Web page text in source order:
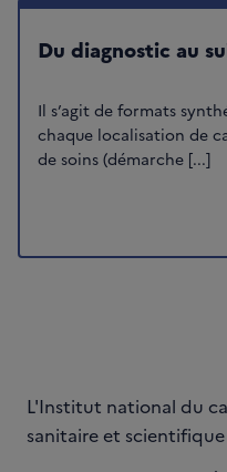
Du diagnostic au
Il s’agit de formats
chaque localisation de
de soins (démarche [...]
L'Institut national du
sanitaire et